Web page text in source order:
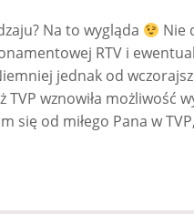
Na to wygląda
Nie
RTV i
jednak od
wznowiła możliwość
się od miłego Pana w